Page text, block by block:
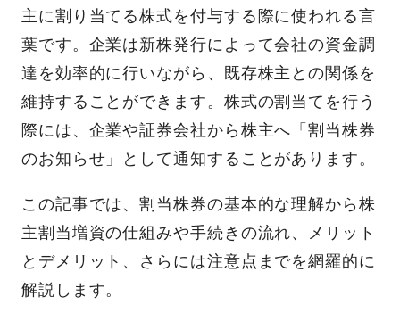
主に割り当てる株式を付与する際に使われる言
葉です。企業は新株発行によって会社の資金調
達を効率的に行いながら、既存株主との関係を
維持することができます。株式の割当てを行う
際には、企業や証券会社から株主へ「割当株券
のお知らせ」として通知することがあります。
この記事では、割当株券の基本的な理解から株
主割当増資の仕組みや手続きの流れ、メリット
とデメリット、さらには注意点までを網羅的に
解説します。